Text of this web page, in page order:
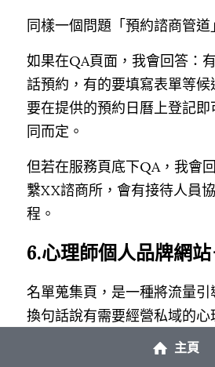
同樣一個問題「預約諮商管道」
如果在QA頁面，我會回答：
話預約，有的要填寫表單等候
要在提供的預約日曆上登記
同而定。
但若在服務頁底下QA，我會
繫XX諮商所，會有接待人員
程。
6.心理師個人品牌網
名單蒐集頁，是一種將流量引
換句話說有需要經營私域的
頁面，如果心理師沒有意願經
主頁